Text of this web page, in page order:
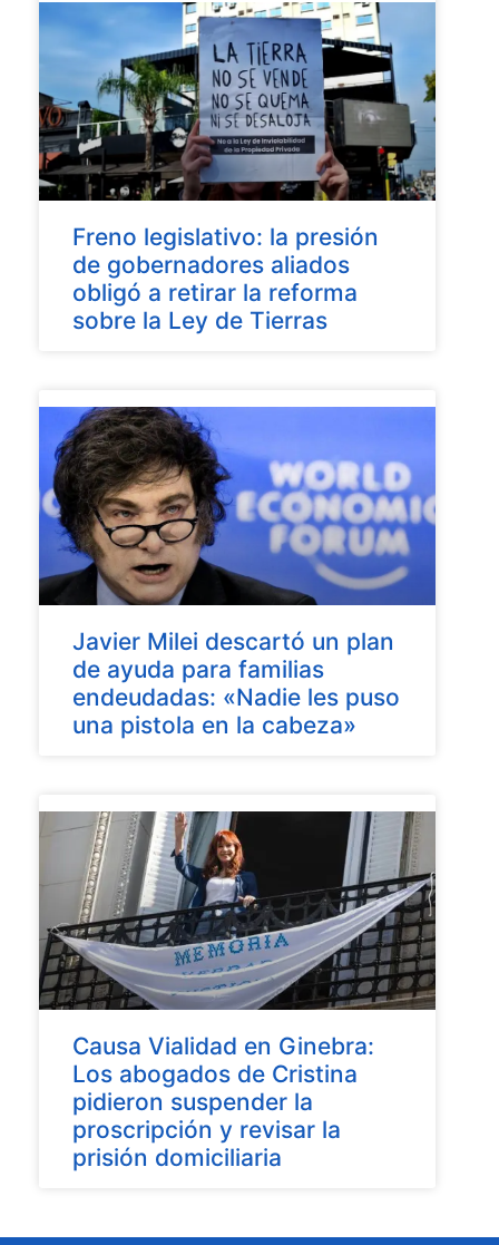
Freno legislativo: la presión
de gobernadores aliados
obligó a retirar la reforma
sobre la Ley de Tierras
Javier Milei descartó un plan
de ayuda para familias
endeudadas: «Nadie les puso
una pistola en la cabeza»
Causa Vialidad en Ginebra:
Los abogados de Cristina
pidieron suspender la
proscripción y revisar la
prisión domiciliaria